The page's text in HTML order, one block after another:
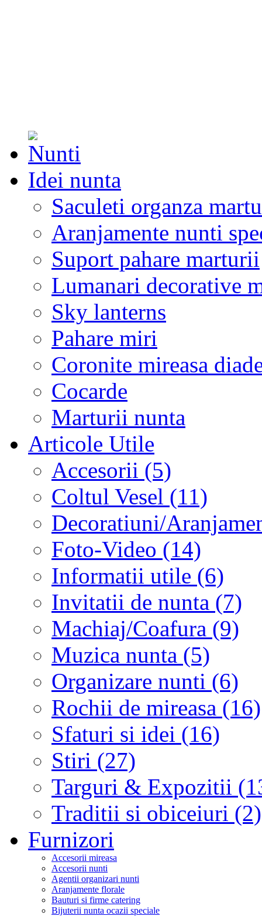
Idei nunta
Saculeti organza
Aranjamente nunti
Suport pahare marturii
Lumanari decorative
Sky lanterns
Pahare miri
Coronite mireasa
Cocarde
Marturii nunta
Articole Utile
Accesorii (5)
Coltul Vesel (11)
Decoratiuni/
Foto-Video (14)
Informatii utile (6)
Invitatii de nunta (7)
Machiaj/Coafura (9)
Muzica nunta (5)
Organizare nunti (6)
Rochii de mireasa (16)
Sfaturi si idei (16)
Stiri (27)
Targuri & Expozitii
Traditii si obiceiuri (2)
Furnizori
Accesorii mireasa
Accesorii nunti
Agentii organizari nunti
Aranjamente florale
Bauturi si firme catering
Bijuterii nunta ocazii speciale